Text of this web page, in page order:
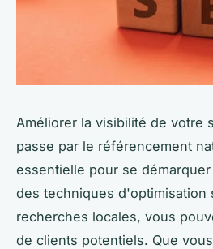
Améliorer la visibilité de votre
passe par le référencement
essentielle pour se
des techniques d'optimisation
recherches locales, vous
de clients potentiels. Que